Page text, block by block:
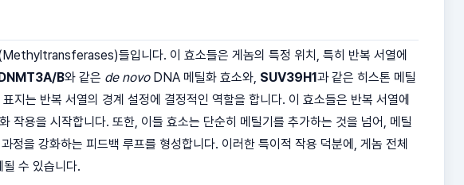
들입니다. 이 효소들은 게놈의 특정 위치, 특히 반복 서열에
B와 같은 de novoDNA 메틸화 효소와, SUV39H1과 같은 히스톤 메틸
지는 반복 서열의 경계 설정에 결정적인 역할을 합니다. 이 효소들은 반복 서열에
용을 시작합니다. 또한, 이들 효소는 단순히 메틸기를 추가하는 것을 넘어, 메틸
을 강화하는 피드백 루프를 형성합니다. 이러한 특이적 작용 덕분에, 게놈 전체
수 있습니다.